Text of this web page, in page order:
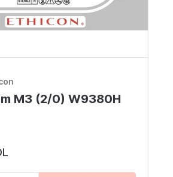
M3 (2/0) W9380H